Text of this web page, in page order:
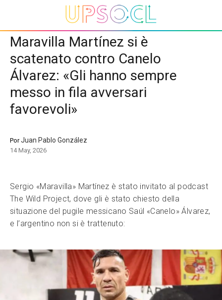
Maravilla Martínez si è
scatenato contro Canelo
Álvarez: «Gli hanno sempre
messo in fila avversari
favorevoli»
PorJuan Pablo González
14 May, 2026
Sergio «Maravilla» Martínez è stato invitato al podcast
The Wild Project, dove gli è stato chiesto della
situazione del pugile messicano Saúl «Canelo» Álvarez,
e l’argentino non si è trattenuto: